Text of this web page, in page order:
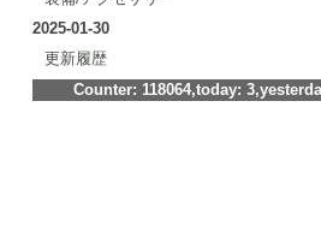
2025-01-30
更新履歴
Counter: 118064,today: